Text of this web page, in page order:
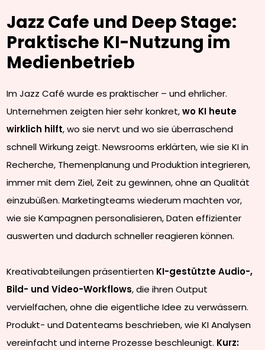
Jazz Cafe und Deep Stage:
Praktische KI-Nutzung im
Medienbetrieb
Im Jazz Café wurde es praktischer – und ehrlicher.
Unternehmen zeigten hier sehr konkret,wo KI heute
wirklich hilft, wo sie nervt und wo sie überraschend
schnell Wirkung zeigt. Newsrooms erklärten, wie sie KI in
Recherche, Themenplanung und Produktion integrieren,
immer mit dem Ziel, Zeit zu gewinnen, ohne an Qualität
einzubüßen. Marketingteams wiederum machten vor,
wie sie Kampagnen personalisieren, Daten effizienter
auswerten und dadurch schneller reagieren können.
Kreativabteilungen präsentierten KI-gestützte Audio-,
Bild- und Video-Workflows, die ihren Output
vervielfachen, ohne die eigentliche Idee zu verwässern.
Produkt- und Datenteams beschrieben, wie KI Analysen
vereinfacht und interne Prozesse beschleunigt. Kurz: